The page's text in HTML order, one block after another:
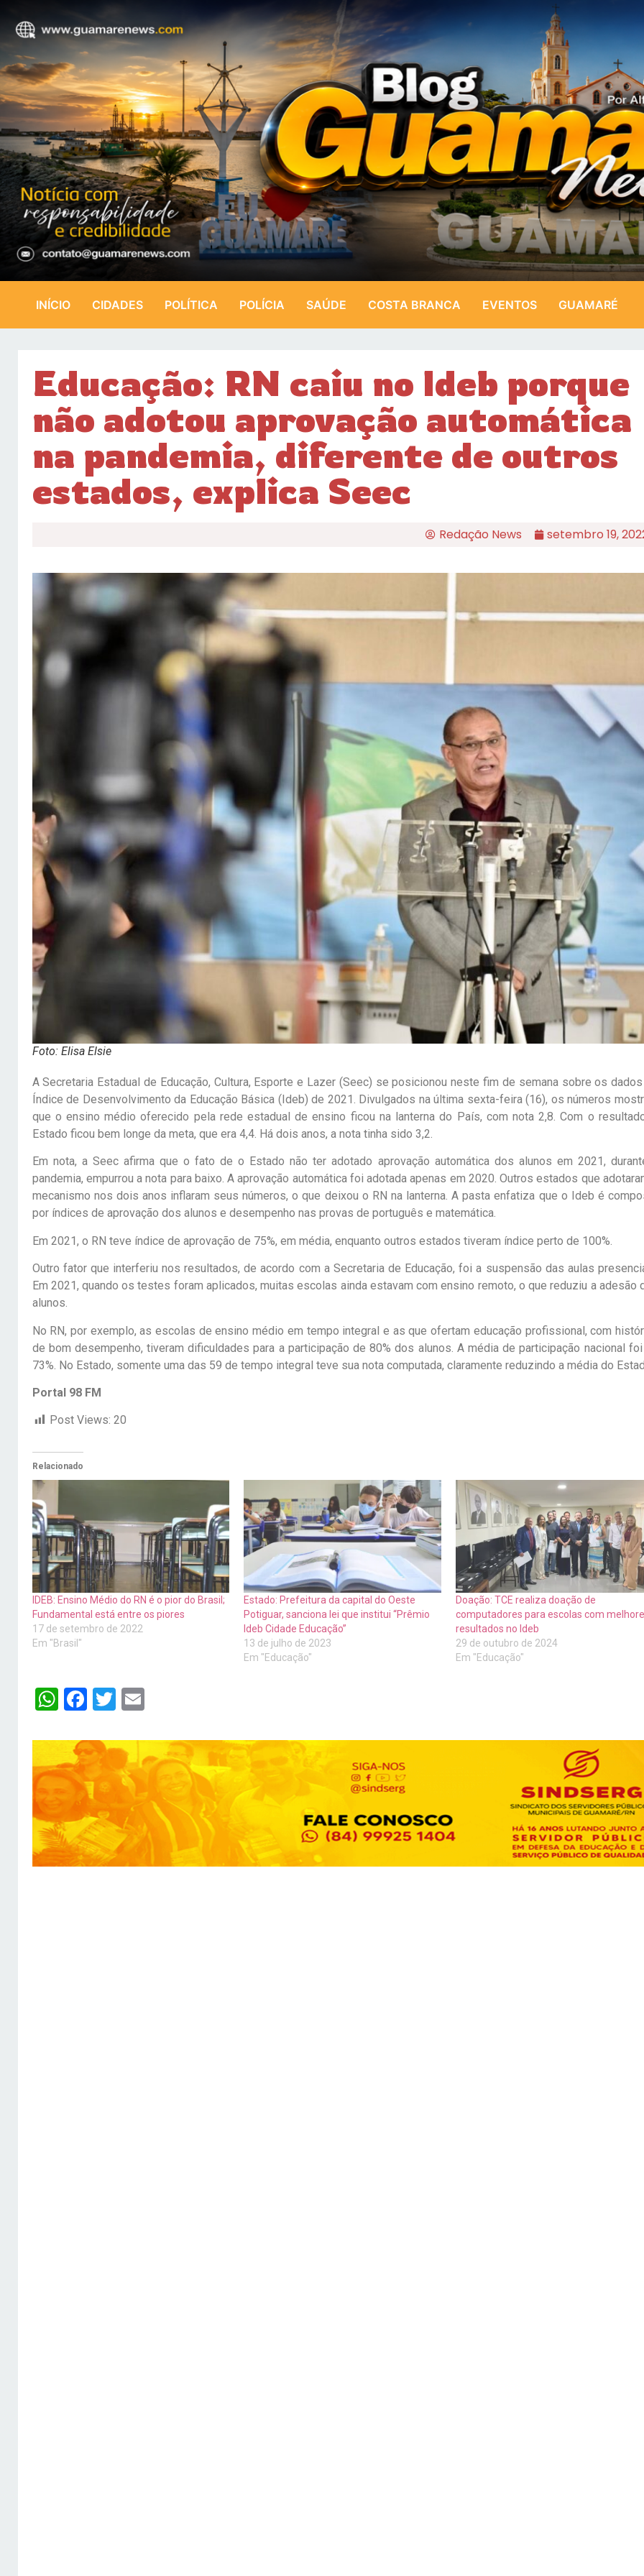
INÍCIO CIDADES POLÍTICA POLÍCIA SAÚDE COSTA BRANCA EVENTOS GUAMARÉ
Educação: RN caiu no Ideb porque
não adotou aprovação automática
na pandemia, diferente de outros
estados, explica Seec
Redação News setembro 19,
Foto: Elisa Elsie
A Secretaria Estadual de Educação, Cultura, Esporte e Lazer (Seec) se posicionou neste fim de semana sobre os
Índice de Desenvolvimento da Educação Básica (Ideb) de 2021. Divulgados na última sexta-feira (16), os números
que o ensino médio oferecido pela rede estadual de ensino ficou na lanterna do País, com nota 2,8. Com o
Estado ficou bem longe da meta, que era 4,4. Há dois anos, a nota tinha sido 3,2.
Em nota, a Seec afirma que o fato de o Estado não ter adotado aprovação automática dos alunos em 2021,
pandemia, empurrou a nota para baixo. A aprovação automática foi adotada apenas em 2020. Outros estados que
mecanismo nos dois anos inflaram seus números, o que deixou o RN na lanterna. A pasta enfatiza que o Ideb é
por índices de aprovação dos alunos e desempenho nas provas de português e matemática.
Em 2021, o RN teve índice de aprovação de 75%, em média, enquanto outros estados tiveram índice perto de 100%.
Outro fator que interferiu nos resultados, de acordo com a Secretaria de Educação, foi a suspensão das aulas
Em 2021, quando os testes foram aplicados, muitas escolas ainda estavam com ensino remoto, o que reduziu a adesão
alunos.
No RN, por exemplo, as escolas de ensino médio em tempo integral e as que ofertam educação profissional, com
de bom desempenho, tiveram dificuldades para a participação de 80% dos alunos. A média de participação nacional
73%. No Estado, somente uma das 59 de tempo integral teve sua nota computada, claramente reduzindo a média do
Portal 98 FM
Post Views: 20
Relacionado
IDEB: Ensino Médio do RN é o pior do Brasil;
Fundamental está entre os piores
17 de setembro de 2022
Em "Brasil"
Estado: Prefeitura da capital do Oeste
Potiguar, sanciona lei que institui “Prêmio
Ideb Cidade Educação”
13 de julho de 2023
Em "Educação"
Doação: TCE realiza doação de
computadores para escolas com
resultados no Ideb
29 de outubro de 2024
Em "Educação"
WhatsApp
Facebook
Twitter
Email